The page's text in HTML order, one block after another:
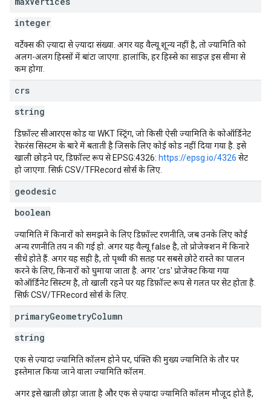
integer
वर्टेक्स की ज़्यादा से ज़्यादा संख्या. अगर यह वैल्यू शून्य नहीं है, तो ज्यामिति को
अलग-अलग हिस्सों में बांटा जाएगा. हालांकि, हर हिस्से का साइज़ इस सीमा से
कम होगा.
crs
string
डिफ़ॉल्ट सीआरएस कोड या WKT स्ट्रिंग, जो किसी ऐसी ज्यामिति के कोऑर्डिनेट
रेफ़रंस सिस्टम के बारे में बताती है जिसके लिए कोई कोड नहीं दिया गया है. इसे
खाली छोड़ने पर, डिफ़ॉल्ट रूप से EPSG:4326: https://epsg.io/4326 सेट
हो जाएगा. सिर्फ़ CSV/TFRecord सोर्स के लिए.
geodesic
boolean
ज्यामिति में किनारों को समझने के लिए डिफ़ॉल्ट रणनीति, जब उनके लिए कोई
अन्य रणनीति तय न की गई हो. अगर यह वैल्यू false है, तो प्रोजेक्शन में किनारे
सीधे होते हैं. अगर यह सही है, तो पृथ्वी की सतह पर सबसे छोटे रास्ते का पालन
करने के लिए, किनारों को घुमाया जाता है. अगर 'crs' प्रोजेक्ट किया गया
कोऑर्डिनेट सिस्टम है, तो खाली रहने पर यह डिफ़ॉल्ट रूप से गलत पर सेट होता है.
सिर्फ़ CSV/TFRecord सोर्स के लिए.
primaryGeometryColumn
string
एक से ज़्यादा ज्यामिति कॉलम होने पर, पंक्ति की मुख्य ज्यामिति के तौर पर
इस्तेमाल किया जाने वाला ज्यामिति कॉलम.
अगर इसे खाली छोड़ा जाता है और एक से ज़्यादा ज्यामिति कॉलम मौजूद होते हैं,